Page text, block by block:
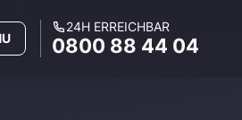
24H ERREICHBAR
0800 88 44 04